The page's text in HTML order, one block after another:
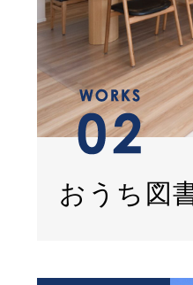
おうち図